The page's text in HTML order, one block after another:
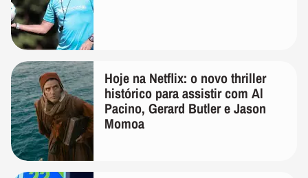
Hoje na Netflix: o novo thriller
histórico para assistir com Al
Pacino, Gerard Butler e Jason
Momoa